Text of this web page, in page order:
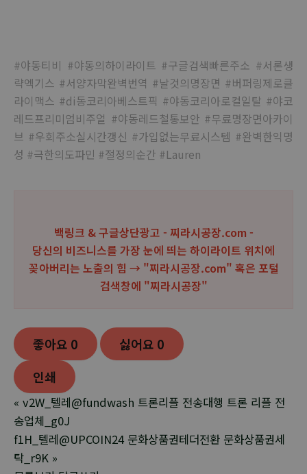
#야동티비 #야동의하이라이트 #구글검색빠른주소 #서론생
략엑기스 #서양자막완벽번역 #날것의명장면 #버퍼링제로클
라이맥스 #di동코리아베스트픽 #야동코리아로컬일탈 #야코
레드프리미엄비주얼 #야동레드철통보안 #무료명장면아카이
브 #우회주소실시간갱신 #가입없는무료시스템 #완벽한익명
성 #극한의도파민 #절정의순간 #Lauren
백링크 & 구글상단광고 - 찌라시공장.com -
당신의 비즈니스를 가장 눈에 띄는 하이라이트 위치에
꽂아버리는 노출의 힘 → "찌라시공장.com" 혹은 포털
검색창에 "찌라시공장"
좋아요 0 싫어요 0
인쇄
« v2W_텔레@fundwash 트론리플 전송대행 트론 리플 전
송업체_g0J
f1H_텔레@UPCOIN24 문화상품권테더전환 문화상품권세
탁_r9K »